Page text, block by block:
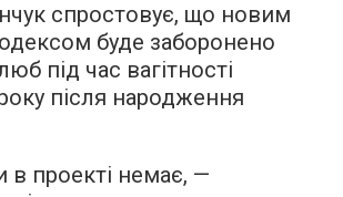
спростовує, що новим
буде заборонено
під час вагітності
після народження
в проекті немає, —